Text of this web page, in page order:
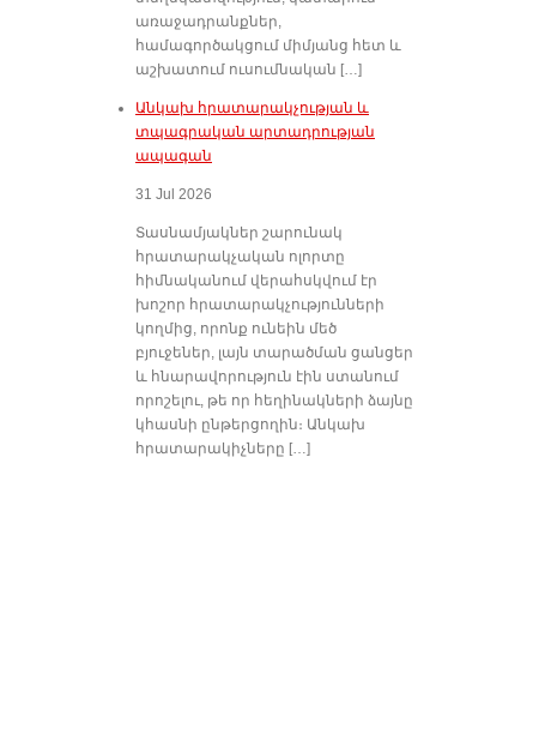
առաջադրանքներ,
համագործակցում միմյանց հետ և
աշխատում ուսումնական […]
Անկախ հրատարակչության և
տպագրական արտադրության
ապագան
31 Jul 2026
Տասնամյակներ շարունակ
հրատարակչական ոլորտը
հիմնականում վերահսկվում էր
խոշոր հրատարակչությունների
կողմից, որոնք ունեին մեծ
բյուջեներ, լայն տարածման ցանցեր
և հնարավորություն էին ստանում
որոշելու, թե որ հեղինակների ձայնը
կհասնի ընթերցողին։ Անկախ
հրատարակիչները […]